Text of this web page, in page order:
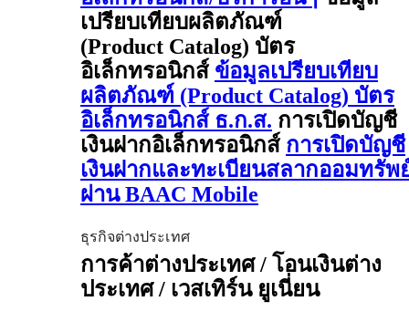
เปรียบเทียบผลิตภัณฑ์
(Product Catalog) บัตร
อิเล็กทรอนิกส์ ข้อมูลเปรียบเทียบ
ผลิตภัณฑ์ (Product Catalog) บัตร
อิเล็กทรอนิกส์ ธ.ก.ส. การเปิดบัญชี
เงินฝากอิเล็กทรอนิกส์ การเปิดบัญชี
เงินฝากและทะเบียนสลากออมทรัพ
ผ่าน BAAC Mobile
ธุรกิจต่างประเทศ
การค้าต่างประเทศ / โอนเงินต่าง
ประเทศ / เวสเทิร์น ยูเนี่ยน